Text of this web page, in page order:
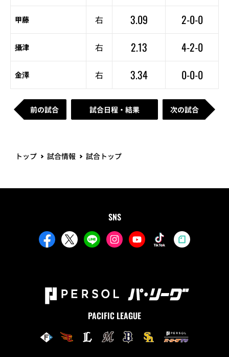
甲藤 右 3.09 2-0-0
攝津 右 2.13 4-2-0
金澤 右 3.34 0-0-0
前の試合 試合日程・結果 次の試合
トップ 試合情報 試合トップ
SNS
PACIFIC LEAGUE